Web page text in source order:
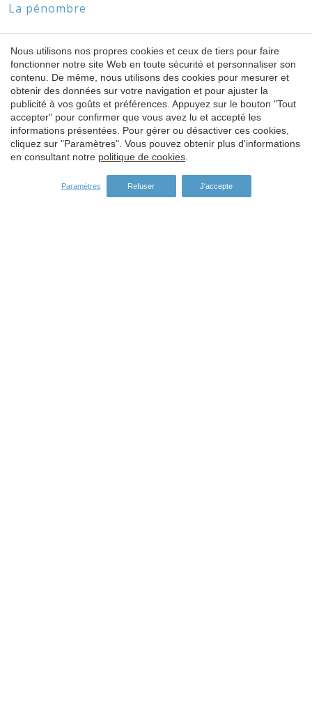
La pénombre
SPONSORS
Nous utilisons nos propres cookies et ceux de tiers pour faire
fonctionner notre site Web en toute sécurité et personnaliser son
contenu. De même, nous utilisons des cookies pour mesurer et
obtenir des données sur votre navigation et pour ajuster la
publicité à vos goûts et préférences. Appuyez sur le bouton "Tout
accepter" pour confirmer que vous avez lu et accepté les
informations présentées. Pour gérer ou désactiver ces cookies,
cliquez sur "Paramètres". Vous pouvez obtenir plus d'informations
en consultant notre politique de cookies.
Paramètres Refuser J'accepte
Enregistrer les paramètres Tout accepter